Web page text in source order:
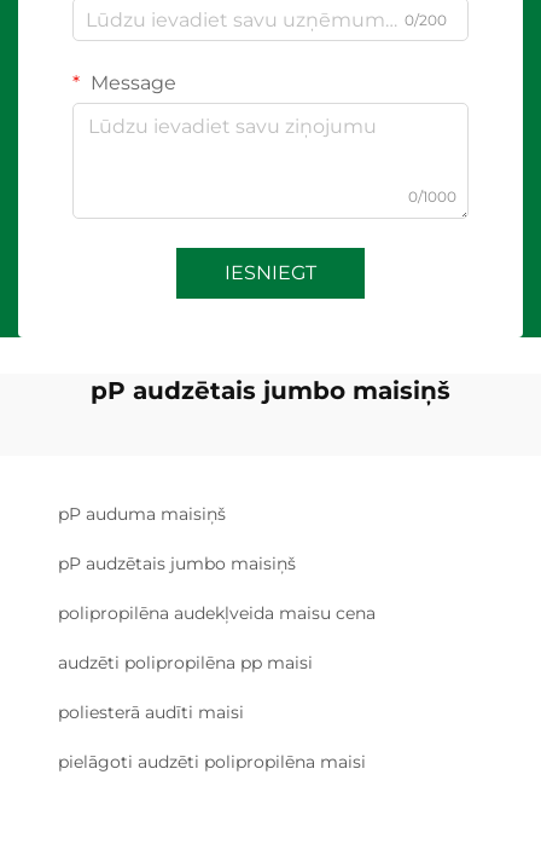
0/200
Message
0/1000
IESNIEGT
pP audzētais jumbo maisiņš
pP auduma maisiņš
pP audzētais jumbo maisiņš
polipropilēna audekļveida maisu cena
audzēti polipropilēna pp maisi
poliesterā audīti maisi
pielāgoti audzēti polipropilēna maisi